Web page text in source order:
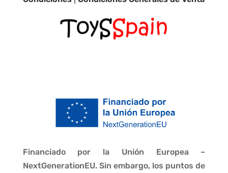
Financiado por la Unión Europea –
NextGenerationEU. Sin embargo, los puntos de